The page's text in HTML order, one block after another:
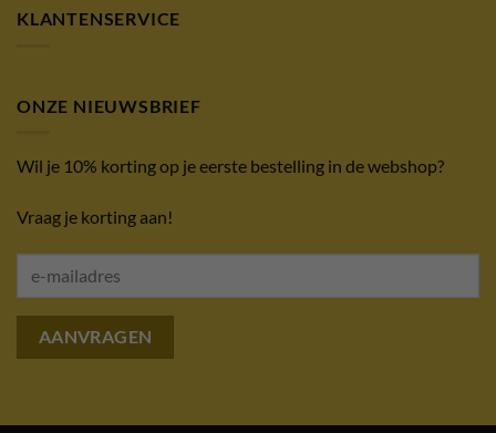
KLANTENSERVICE
ONZE NIEUWSBRIEF
Wil je 10% korting op je eerste bestelling in de webshop?
Vraag je korting aan!